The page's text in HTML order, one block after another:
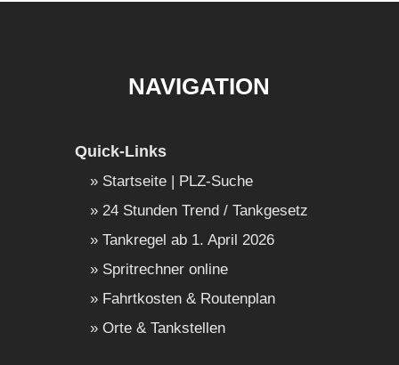
NAVIGATION
Quick-Links
Startseite | PLZ-Suche
24 Stunden Trend / Tankgesetz
Tankregel ab 1. April 2026
Spritrechner online
Fahrtkosten & Routenplan
Orte & Tankstellen